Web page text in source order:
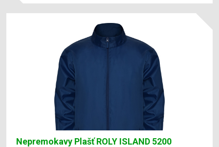
Nepremokavy Plašť ROLY ISLAND 5200